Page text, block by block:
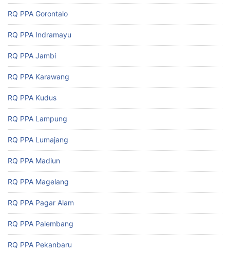
RQ PPA Gorontalo
RQ PPA Indramayu
RQ PPA Jambi
RQ PPA Karawang
RQ PPA Kudus
RQ PPA Lampung
RQ PPA Lumajang
RQ PPA Madiun
RQ PPA Magelang
RQ PPA Pagar Alam
RQ PPA Palembang
RQ PPA Pekanbaru